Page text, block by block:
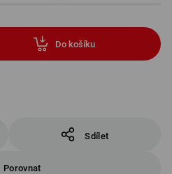
Do košíku
Sdílet
Porovnat